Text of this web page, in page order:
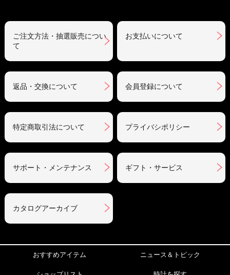
ご注文方法・抽選販売につい
て
お支払いについて
返品・交換について 会員登録について
特定商取引法について プライバシポリシー
サポート・メンテナンス ギフト・サービス
カタログアーカイブ
おすすめアイテム ニュース＆トピック